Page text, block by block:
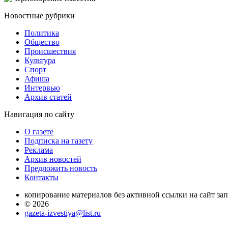
Новостные рубрики
Политика
Общество
Проиcшествия
Культура
Спорт
Афиша
Интервью
Архив статей
Навигация по сайту
О газете
Подписка на газету
Реклама
Архив новостей
Предложить новость
Контакты
копирование материалов без активной ссылки на сайт
© 2026
gazeta-izvestiya@list.ru